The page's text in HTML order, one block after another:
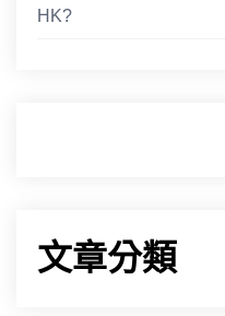
HK?
文章分類